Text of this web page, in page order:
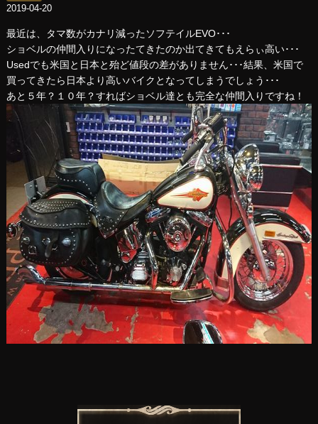
2019-04-20
最近は、タマ数がカナリ減ったソフテイルEVO･･･
ショベルの仲間入りになったてきたのか出てきてもえらぃ高い･･･
Usedでも米国と日本と殆ど値段の差がありません･･･結果、米国で
買ってきたら日本より高いバイクとなってしまうでしょう･･･
あと５年？１０年？すればショベル達とも完全な仲間入りですね！